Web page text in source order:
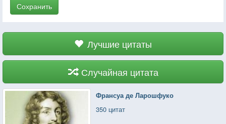
Сохранить
Лучшие цитаты
Случайная цитата
Франсуа де Ларошфуко
350 цитат